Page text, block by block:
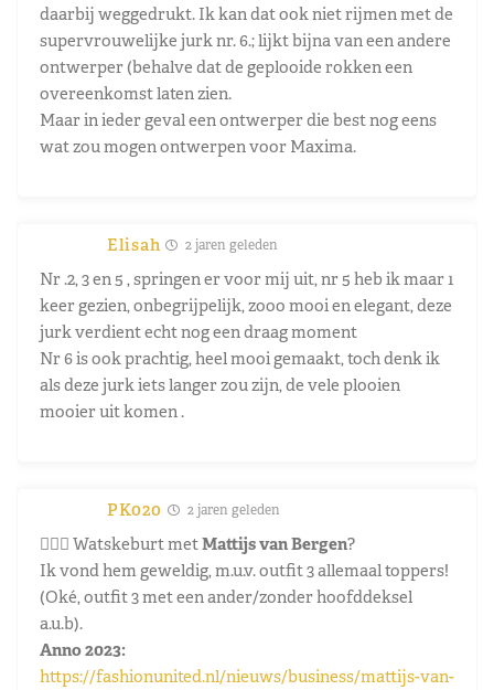
daarbij weggedrukt. Ik kan dat ook niet rijmen met de
supervrouwelijke jurk nr. 6.; lijkt bijna van een andere
ontwerper (behalve dat de geplooide rokken een
overeenkomst laten zien.
Maar in ieder geval een ontwerper die best nog eens
wat zou mogen ontwerpen voor Maxima.
Elisah 2 jaren geleden
Nr .2, 3 en 5 , springen er voor mij uit, nr 5 heb ik maar 1
keer gezien, onbegrijpelijk, zooo mooi en elegant, deze
jurk verdient echt nog een draag moment
Nr 6 is ook prachtig, heel mooi gemaakt, toch denk ik
als deze jurk iets langer zou zijn, de vele plooien
mooier uit komen .
PK020 2 jaren geleden
🤷🏼‍♂️ Watskeburt metMattijs van Bergen?
Ik vond hem geweldig, m.u.v. outfit 3 allemaal toppers!
(Oké, outfit 3 met een ander/zonder hoofddeksel
a.u.b).
Anno 2023:
https://fashionunited.nl/nieuws/business/mattijs-van-